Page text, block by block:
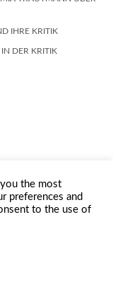
IHRE KRITIK
DER KRITIK
the most
preferences and
to the use of